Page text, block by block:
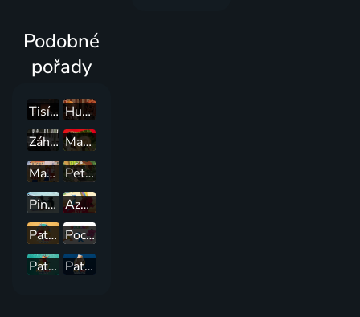
Podobné
pořady
Tisíc a jedna noc
Hurvínkův rok
Záhady Toma Wizarda
Madla a Ťap
Mach a Šebestová na prázdninách
Pettson a Fiškus 1+2
Pingu
Azur a Asmar
Pat a Mat ve filmu
Pocoyo
Pat a Mat: Zimní radovánky
Pat a Mat znovu v akci